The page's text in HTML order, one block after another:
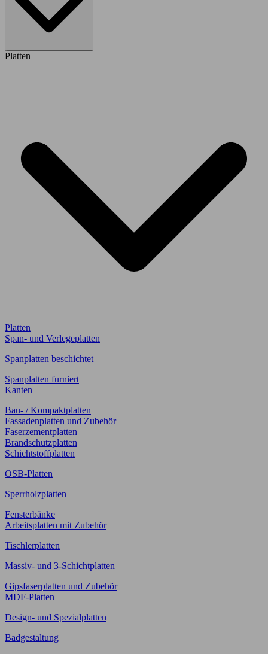
Platten
Platten
Span- und Verlegeplatten
Spanplatten beschichtet
Spanplatten furniert
Kanten
Bau- / Kompaktplatten
Fassadenplatten und Zubehör
Faserzementplatten
Brandschutzplatten
Schichtstoffplatten
OSB-Platten
Sperrholzplatten
Fensterbänke
Arbeitsplatten mit Zubehör
Tischlerplatten
Massiv- und 3-Schichtplatten
Gipsfaserplatten und Zubehör
MDF-Platten
Design- und Spezialplatten
Badgestaltung